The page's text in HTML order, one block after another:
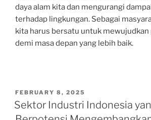
daya alam kita dan mengurangi
terhadap lingkungan. Sebagai
kita harus bersatu untuk mewujudkan
demi masa depan yang lebih baik.
POSTED
ON
FEBRUARY 8, 2025
Sektor Industri Indonesia